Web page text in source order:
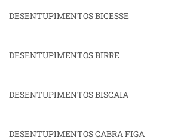
DESENTUPIMENTOS BICESSE
DESENTUPIMENTOS BIRRE
DESENTUPIMENTOS BISCAIA
DESENTUPIMENTOS CABRA FIGA